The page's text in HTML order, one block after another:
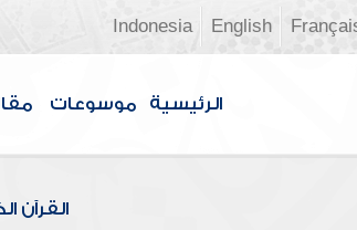
English
Indonesia
الرئيسية موسوعات
القرآن